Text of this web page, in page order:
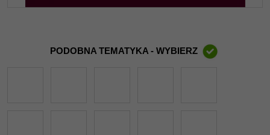
PODOBNA TEMATYKA - WYBIERZ